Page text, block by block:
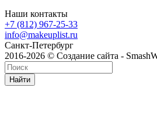
Наши контакты
+7 (812) 967-25-33
info@makeuplist.ru
Санкт-Петербург
2016-2026 © Создание сайта -
Найти